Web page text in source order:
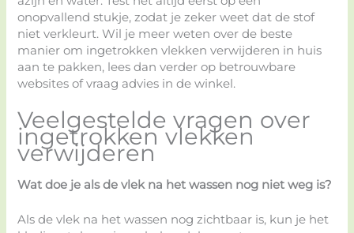
onopvallend stukje, zodat je zeker weet dat de stof
niet verkleurt. Wil je meer weten over de beste
manier om ingetrokken vlekken verwijderen in huis
aan te pakken, lees dan verder op betrouwbare
websites of vraag advies in de winkel.
Veelgestelde vragen over
ingetrokken vlekken
verwijderen
Wat doe je als de vlek na het wassen nog niet weg is?
Als de vlek na het wassen nog zichtbaar is, kun je het